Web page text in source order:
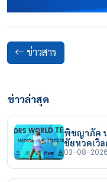
ข่าวสาร
ข่าวล่าสุด
พิชญาภัค
ชัยหวดเวิล
03-08-2026